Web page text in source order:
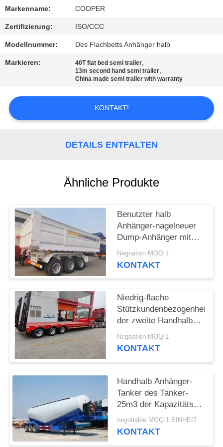
MIT
UNS
VERBINDUNG
DATENSCHUTZRICHTLINIE
Markenname: COOPER
Zertifizierung: ISO/CCC
Modellnummer: Des Flachbetts Anhänger halb
Markieren: 40T flat bed semi trailer,
13m second hand semi trailer,
China made semi trailer with warranty
KONTAKT!
DETAILS ENTFALTEN
Ähnliche Produkte
Benutzter halb
Anhänger-nagelneuer
Dump-Anhänger mit
2/3/4 Achsen
hergestellt in China-
Negoation MOQ:1
KONTAKT
Niedrig-flache
Stützkundenbezogenheit
der zweite Handhalb
Anhänger-3axle 4axle
6axle
Negoation MOQ:1
KONTAKT
Handhalb Anhänger-
Tanker des Tanker-
25m3 der Kapazitäts-
zweite für Bau
negotiable MOQ:1 EINHEIT
KONTAKT